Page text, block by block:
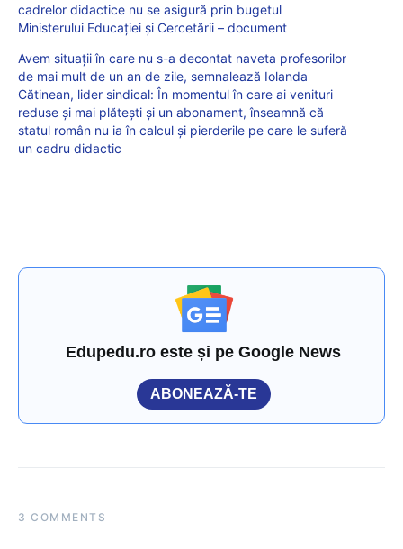
cadrelor didactice nu se asigură prin bugetul
Ministerului Educaţiei şi Cercetării – document
Avem situații în care nu s-a decontat naveta profesorilor
de mai mult de un an de zile, semnalează Iolanda
Cătinean, lider sindical: În momentul în care ai venituri
reduse și mai plătești și un abonament, înseamnă că
statul român nu ia în calcul și pierderile pe care le suferă
un cadru didactic
Edupedu.ro este și pe Google News
ABONEAZĂ-TE
3 COMMENTS